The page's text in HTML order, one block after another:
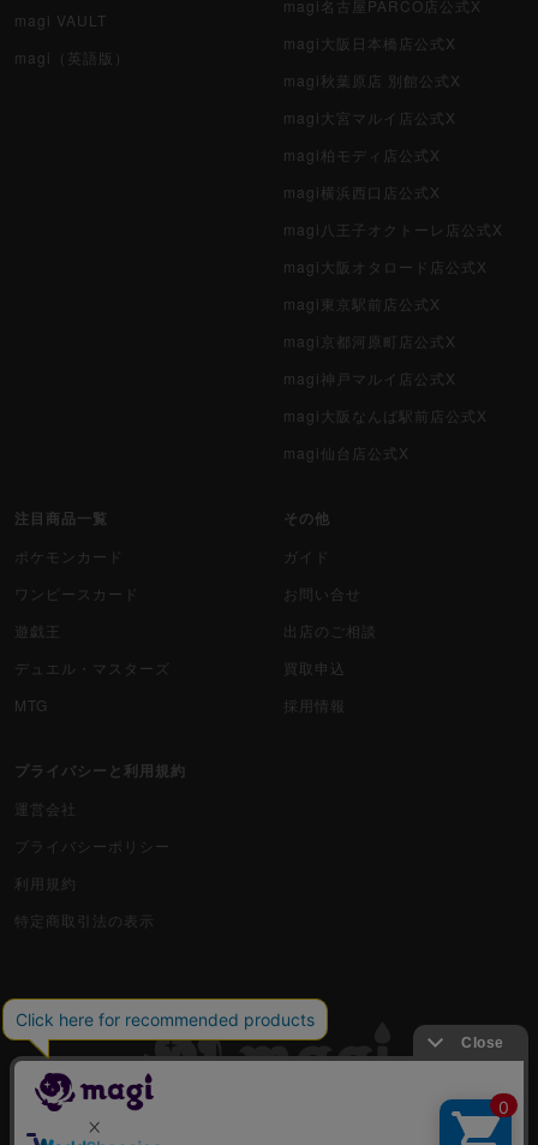
magi VAULT
magi（英語版）
magi名古屋PARCO店公式X
magi大阪日本橋店公式X
magi秋葉原店 別館公式X
magi大宮マルイ店公式X
magi柏モディ店公式X
magi横浜西口店公式X
magi八王子オクトーレ店公式X
magi大阪オタロード店公式X
magi東京駅前店公式X
magi京都河原町店公式X
magi神戸マルイ店公式X
magi大阪なんば駅前店公式X
magi仙台店公式X
注目商品一覧
ポケモンカード
ワンピースカード
遊戯王
デュエル・マスターズ
MTG
その他
ガイド
お問い合せ
出店のご相談
買取申込
採用情報
プライバシーと利用規約
運営会社
プライバシーポリシー
利用規約
特定商取引法の表示
古物商許可番号 株式会社ジラフ 東京都公安委員会 第303311606477号